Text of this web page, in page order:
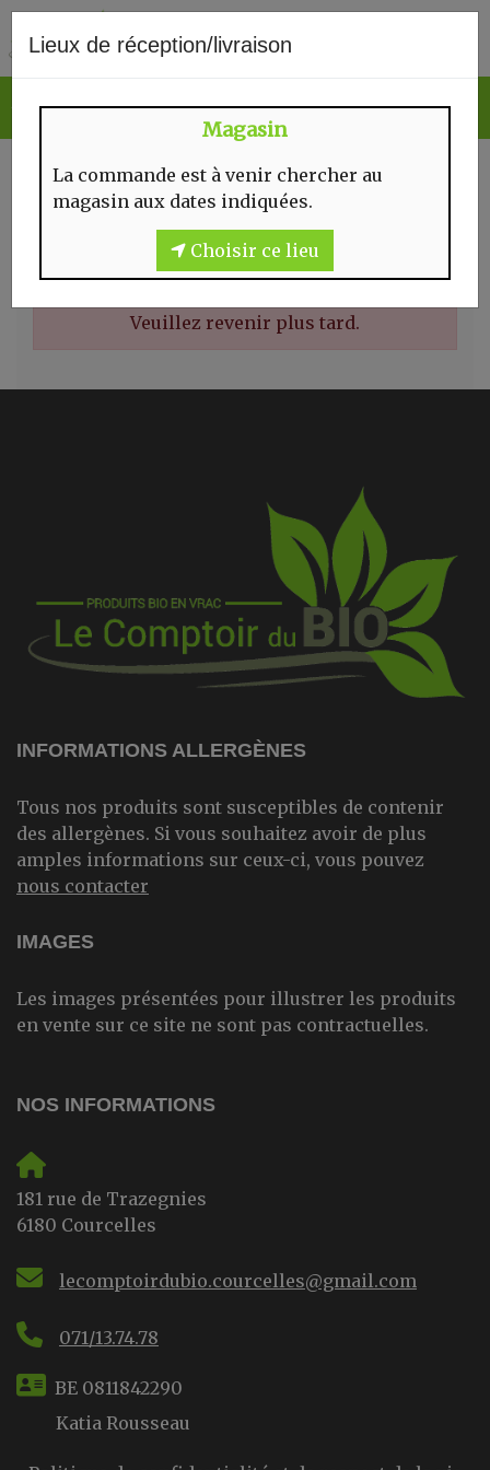
Lieux de réception/livraison
Magasin
La commande est à venir chercher au
magasin aux dates indiquées.
Choisir ce lieu
PAINS DE FRANÇOIS
Veuillez revenir plus tard.
INFORMATIONS ALLERGÈNES
Tous nos produits sont susceptibles de contenir
des allergènes. Si vous souhaitez avoir de plus
amples informations sur ceux-ci, vous pouvez
nous contacter
IMAGES
Les images présentées pour illustrer les produits
en vente sur ce site ne sont pas contractuelles.
NOS INFORMATIONS
181 rue de Trazegnies
6180 Courcelles
lecomptoirdubio.courcelles@gmail.com
071/13.74.78
BE 0811842290
Katia Rousseau